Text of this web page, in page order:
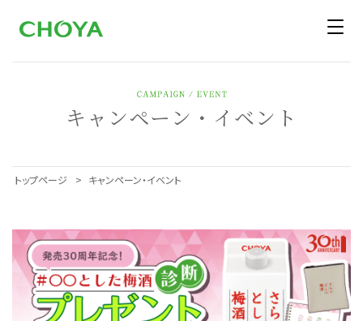
キャンペーン・イベント
トップページ キャンペーン・イベント